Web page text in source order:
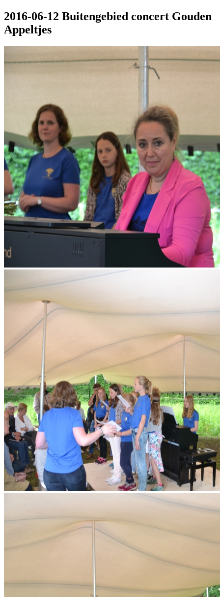
2016-06-12 Buitengebied concert Gouden
Appeltjes